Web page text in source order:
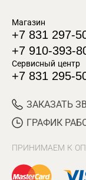
Магазин
+7 831 297-
+7 910-393-
Сервисный центр
+7 831 295-
ЗАКАЗАТЬ
ГРАФИК
ПРИНИМАЕМ К